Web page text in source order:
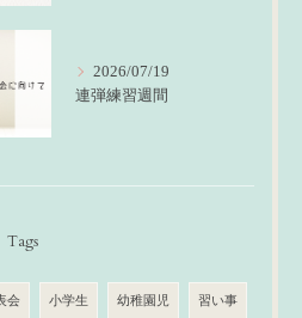
2026/07/19
連弾練習週間
Tags
会 小学生 幼稚園児 習い事